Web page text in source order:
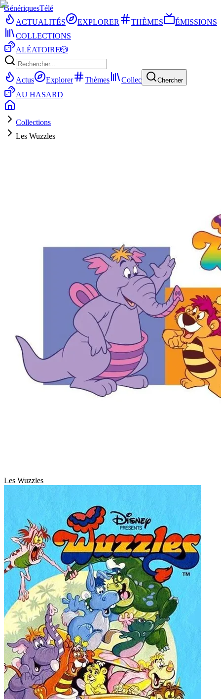
GénériquesTélé
ACTUALITÉS
EXPLORER THÈMES
ÉMISSIONS
COLLECTIONS
ALÉATOIRE🎲
Actus Explorer Thèmes Collec Chercher
AU HASARD
Collections
Les Wuzzles
Les Wuzzles